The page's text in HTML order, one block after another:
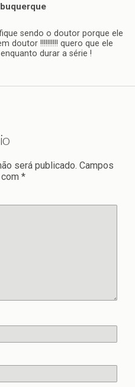
sendo o doutor porque ele
doutor !!!!!!!!!! quero que ele
durar a série !
será publicado. Campos
*